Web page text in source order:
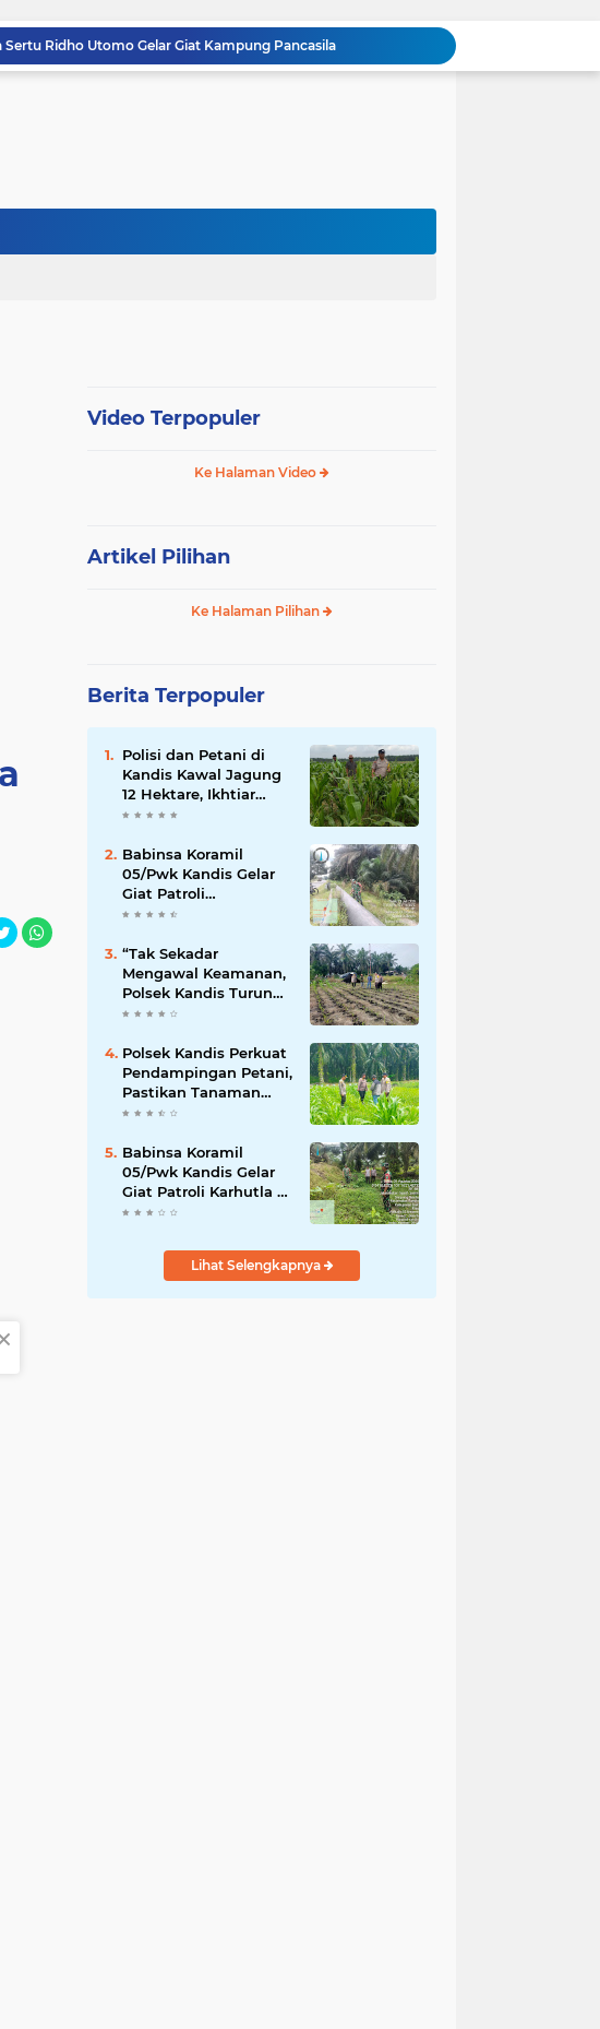
Kandis Berpatroli Karhutla di Wilayah Kampung Sam Sam
Polsek Kandis dan Petani Bersinergi, Jaga Jagung Tetap Tumbuh untuk Ketahanan Pangan
Polisi Masuk Ladang! Polsek Kandis Rawat Jagung, Jaga Asa Swasembada Pangan
Video Terpopuler
Ke Halaman Video
Artikel Pilihan
Ke Halaman Pilihan
Berita Terpopuler
Polisi dan Petani di
Kandis Kawal Jagung
12 Hektare, Ikhtiar
Menjaga Ketahanan
Babinsa Koramil
05/Pwk Kandis Gelar
Giat Patroli
Pengamanan Line
Kandis Kandis
“Tak Sekadar
Mengawal Keamanan,
Polsek Kandis Turun
ke Lahan Jagung
Pangan
Polsek Kandis Perkuat
Pendampingan Petani,
Pastikan Tanaman
Jagung Tumbuh
Swasembada Pangan
Nasional
Babinsa Koramil
05/Pwk Kandis Gelar
Giat Patroli Karhutla di
Wilayah Kelurahan
Lihat Selengkapnya